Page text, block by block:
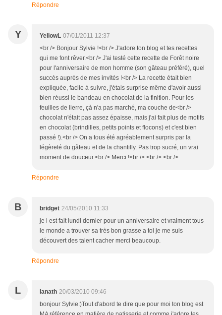
Répondre
Y YellowL 07/01/2011 12:37
<br /> Bonjour Sylvie !<br /> J'adore ton blog et tes recettes
qui me font rêver.<br /> J'ai testé cette recette de Forêt noire
pour l'anniversaire de mon homme (son gâteau préféré), quel
succès auprès de mes invités !<br /> La recette était bien
expliquée, facile à suivre, j'étais surprise même d'avoir aussi
bien réussi le bandeau en chocolat de la finition. Pour les
feuilles de lierre, çà n'a pas marché, ma couche de<br />
chocolat n'était pas assez épaisse, mais j'ai fait plus de motifs
en chocolat (brindilles, petits points et flocons) et c'est bien
passé !).<br /> On a tous été agréablement surpris par la
légèreté du gâteau et de la chantilly. Pas trop sucré, un vrai
moment de douceur.<br /> Merci !<br /> <br /> <br />
Répondre
B bridget 24/05/2010 11:33
je l est fait lundi dernier pour un anniversaire et vraiment tous
le monde a trouver sa très bon grasse a toi je me suis
découvert des talent cacher merci beaucoup.
Répondre
L lanath 20/03/2010 09:46
bonjour Sylvie:)Tout d'abord te dire que pour moi ton blog est